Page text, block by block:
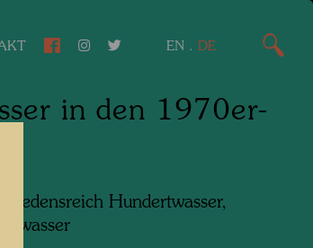
EN . DE
in den 1970er-
Friedensreich Hundertwasser,